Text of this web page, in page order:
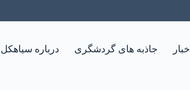
اخبار جاذبه های گردشگری درباره سیاهکل